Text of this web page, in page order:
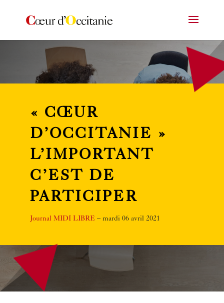
« CŒUR
D’OCCITANIE »
L’IMPORTANT
C’EST DE
PARTICIPER
Journal MIDI LIBRE – mardi 06 avril 2021